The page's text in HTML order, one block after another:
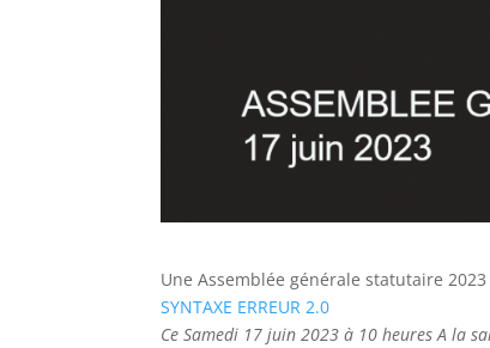
Une Assemblée générale statutaire
SYNTAXE ERREUR 2.0
Ce Samedi 17 juin 2023 à 10 heures A la